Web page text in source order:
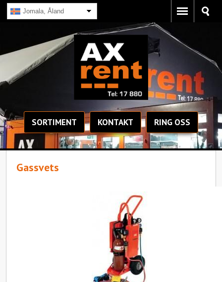
Jomala, Åland
SORTIMENT KONTAKT RING OSS
Gassvets